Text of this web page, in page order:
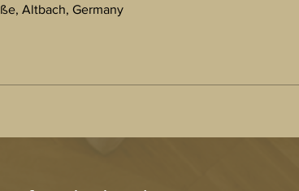
Altbach, Germany